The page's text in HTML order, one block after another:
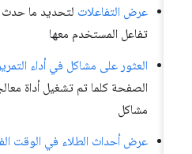
عرض التفاعلاتلتحديد ما حدث
تفاعل المستخدم معها
العثور على مشاكل في أداء التمرير
الصفحة كلما تم تشغيل أداة
مشاكل
عرض أحداث الطلاء في الوقت الفعلي